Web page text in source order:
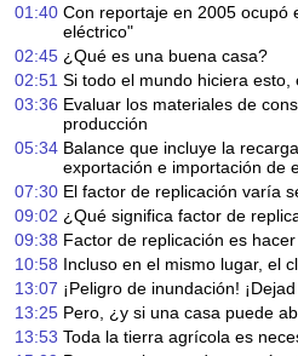
01:40 Con reportaje en 2005 ocupó
eléctrico"
02:45 ¿Qué es una buena casa?
02:51 Si todo el mundo hiciera
03:36 Evaluar los materiales de
producción
05:34 Balance que incluye la
exportación e importación de
07:30 El factor de replicación varía
09:02 ¿Qué significa factor de
09:38 Factor de replicación es
10:58 Incluso en el mismo lugar, el
13:07 ¡Peligro de inundación!
13:25 Pero, ¿y si una casa puede
13:53 Toda la tierra agrícola es